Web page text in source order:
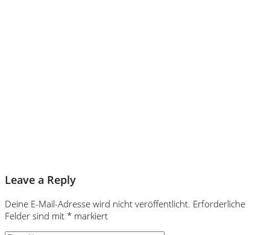
Leave a Reply
Deine E-Mail-Adresse wird nicht veröffentlicht. Erforderliche
Felder sind mit * markiert